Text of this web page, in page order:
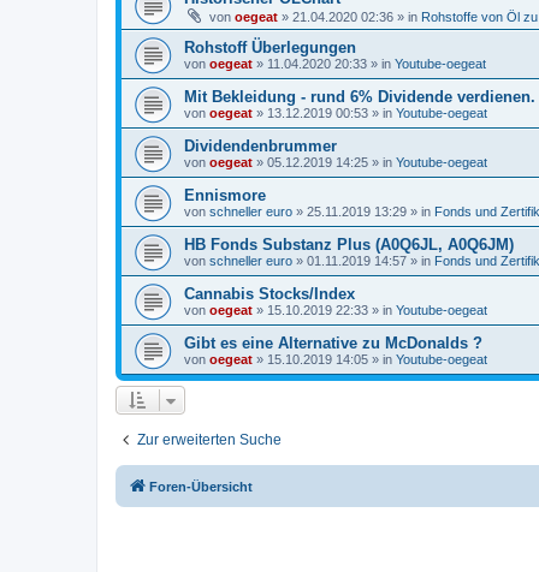
von oegeat » 21.04.2020 02:36 » in Rohstoffe von Öl
Rohstoff Überlegungen
von oegeat » 11.04.2020 20:33 » in Youtube-oegeat
Mit Bekleidung - rund 6% Dividende verdienen.
von oegeat » 13.12.2019 00:53 » in Youtube-oegeat
Dividendenbrummer
von oegeat » 05.12.2019 14:25 » in Youtube-oegeat
Ennismore
von schneller euro » 25.11.2019 13:29 » in Fonds und
HB Fonds Substanz Plus (A0Q6JL, A0Q6JM)
von schneller euro » 01.11.2019 14:57 » in Fonds und
Cannabis Stocks/Index
von oegeat » 15.10.2019 22:33 » in Youtube-oegeat
Gibt es eine Alternative zu McDonalds ?
von oegeat » 15.10.2019 14:05 » in Youtube-oegeat
Zur erweiterten Suche
Foren-Übersicht